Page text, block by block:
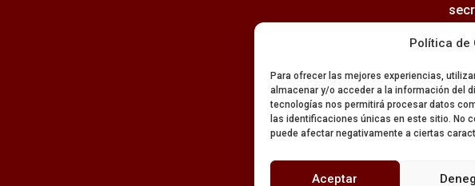
Política de
Para ofrecer las mejores experiencias,
almacenar y/o acceder a la información del
tecnologías nos permitirá procesar datos
las identificaciones únicas en este sitio. No
puede afectar negativamente a ciertas
Aceptar